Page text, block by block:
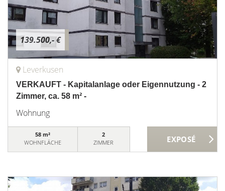
139.500,- €
Leverkusen
VERKAUFT - Kapitalanlage oder Eigennutzung - 2
Zimmer, ca. 58 m² -
Wohnung
58 m²
WOHNFLÄCHE
2
ZIMMER